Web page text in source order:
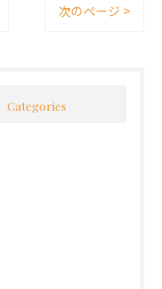
次のページ >
Categories